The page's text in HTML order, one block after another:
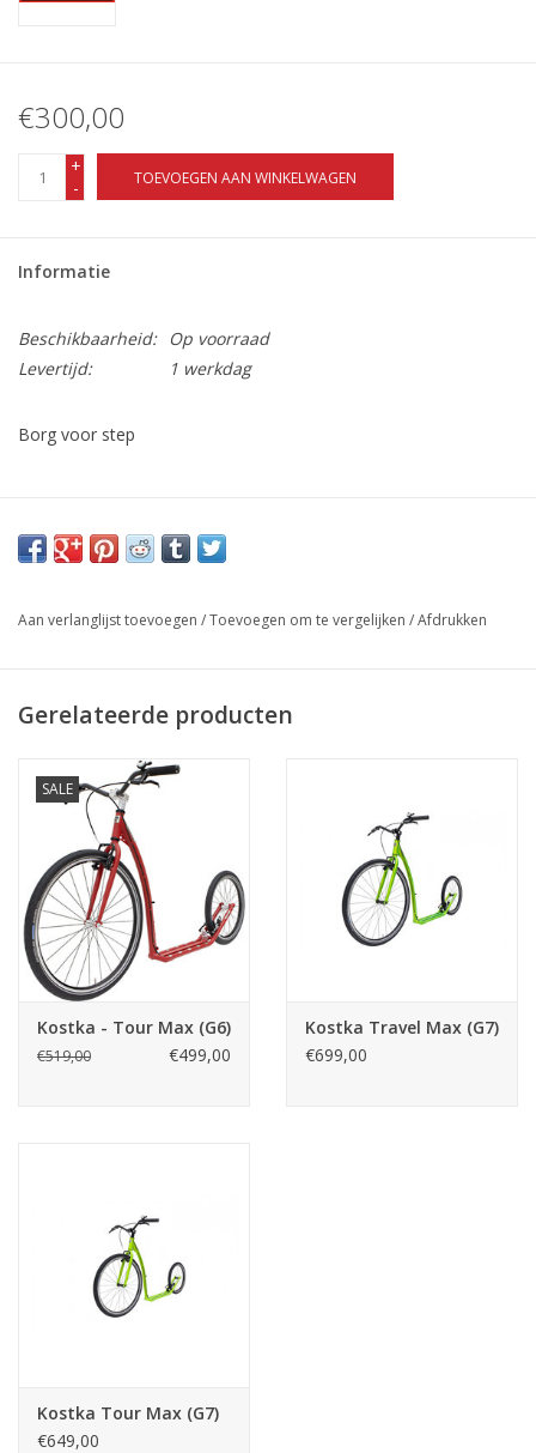
€300,00
+
-
TOEVOEGEN AAN WINKELWAGEN
Informatie
Beschikbaarheid:
Op voorraad
Levertijd:
1 werkdag
Borg voor step
Aan verlanglijst toevoegen /Toevoegen om te vergelijken /Afdrukken
Gerelateerde producten
SALE
Kostka - Tour Max (G6)
€519,00 €499,00
Kostka Travel Max (G7)
€699,00
Kostka Tour Max (G7)
€649,00